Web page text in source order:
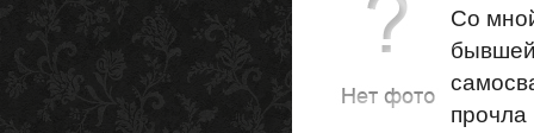
Со
прочла